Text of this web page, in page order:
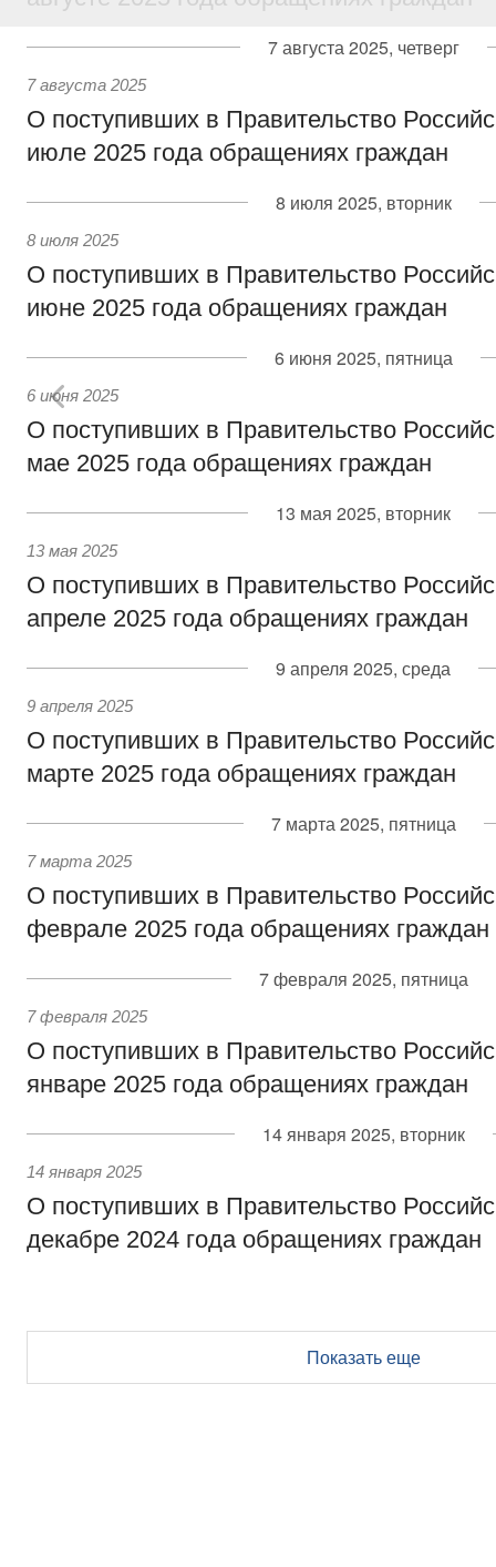
7 августа 2025, четверг
7 августа 2025
О поступивших в Правительство
июле 2025 года обращениях граждан
8 июля 2025, вторник
8 июля 2025
О поступивших в Правительство
июне 2025 года обращениях граждан
6 июня 2025, пятница
6 июня 2025
О поступивших в Правительство
мае 2025 года обращениях граждан
13 мая 2025, вторник
13 мая 2025
О поступивших в Правительство
апреле 2025 года обращениях граждан
9 апреля 2025, среда
9 апреля 2025
О поступивших в Правительство
марте 2025 года обращениях граждан
7 марта 2025, пятница
7 марта 2025
О поступивших в Правительство
феврале 2025 года обращениях граждан
7 февраля 2025, пятница
7 февраля 2025
О поступивших в Правительство
январе 2025 года обращениях граждан
14 января 2025, вторник
14 января 2025
О поступивших в Правительство
декабре 2024 года обращениях граждан
Показать еще